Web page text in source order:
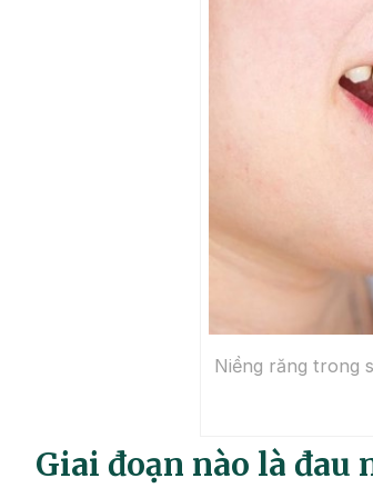
Niềng răng trong
Giai đoạn nào là